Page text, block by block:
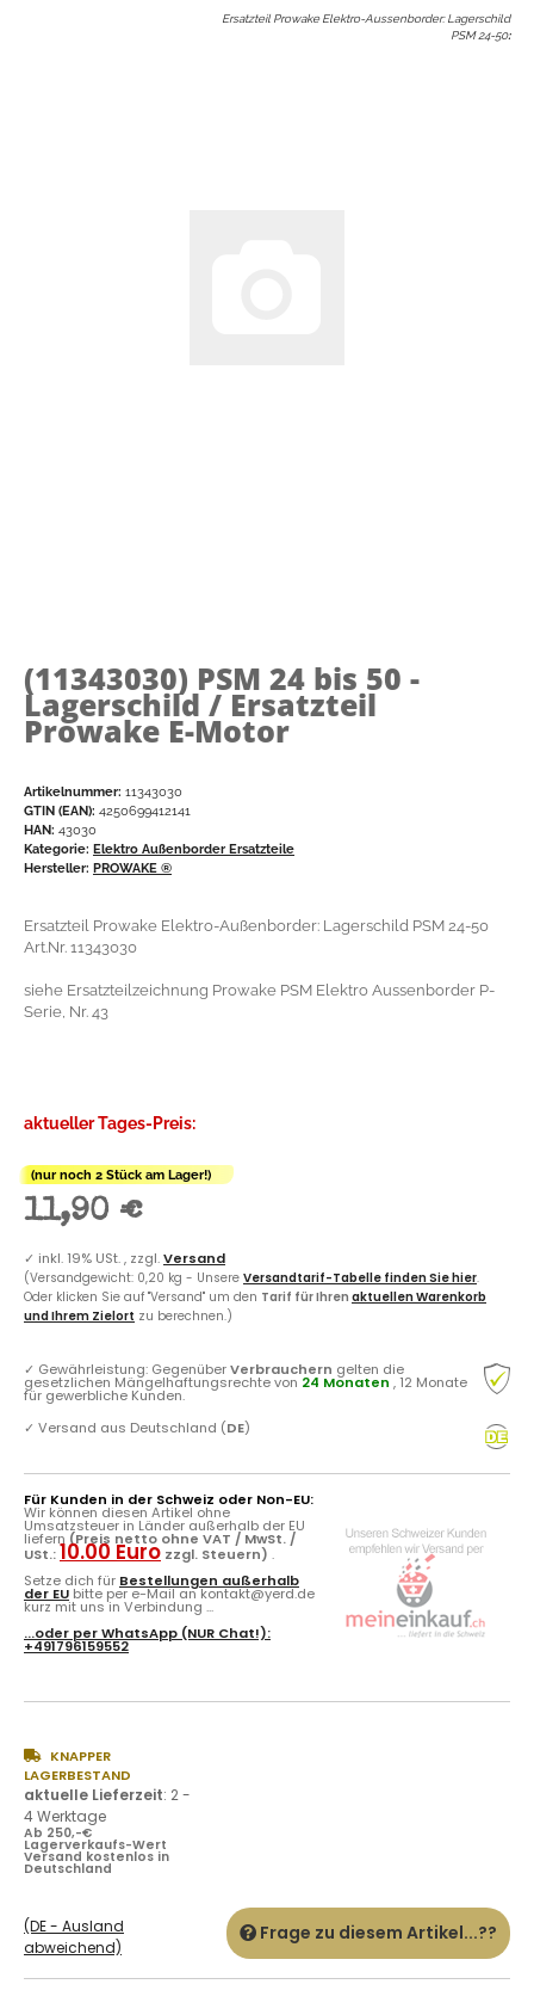
Ersatzteil Prowake Elektro-Aussenborder: Lagerschild
PSM 24-50:
(11343030) PSM 24 bis 50 -
Lagerschild / Ersatzteil
Prowake E-Motor
Artikelnummer: 11343030
GTIN (EAN): 4250699412141
HAN: 43030
Kategorie: Elektro Außenborder Ersatzteile
Hersteller: PROWAKE ®
Ersatzteil Prowake Elektro-Außenborder: Lagerschild PSM 24-50
Art.Nr. 11343030
siehe Ersatzteilzeichnung Prowake PSM Elektro Aussenborder P-
Serie, Nr. 43
aktueller Tages-Preis:
(nur noch 2 Stück am Lager!)
11,90 €
✓ inkl. 19% USt. , zzgl.Versand
(Versandgewicht: 0,20 kg - Unsere Versandtarif-Tabelle finden Sie hier.
Oder klicken Sie auf "Versand" um den Tarif für Ihren aktuellen Warenkorb
und Ihrem Zielort zu berechnen.)
✓ Gewährleistung: GegenüberVerbrauchern gelten die
gesetzlichen Mängelhaftungsrechte von 24 Monaten , 12 Monate
für gewerbliche Kunden.
✓ Versand aus Deutschland (DE)
Für Kunden in der Schweiz oder Non-EU:
Wir können diesen Artikel ohne
Umsatzsteuer in Länder außerhalb der EU
liefern (Preis netto ohne VAT / MwSt. /
USt.:10.00 Euro zzgl. Steuern) .
Setze dich für Bestellungen außerhalb
der EU bitte per e-Mail an kontakt@yerd.de
kurz mit uns in Verbindung ...
...oder perWhatsApp (NUR Chat!):
+491796159552
KNAPPER
LAGERBESTAND
aktuelle Lieferzeit: 2 -
4 Werktage
Ab 250,-€
Lagerverkaufs-Wert
Versand kostenlos in
Deutschland
(DE - Ausland
abweichend)
Frage zu diesem Artikel...??